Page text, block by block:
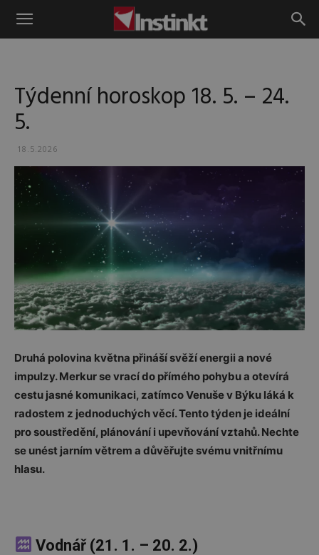
Instinkt
Týdenní horoskop 18. 5. – 24.
5.
18.5.2026
Druhá polovina května přináší svěží energii a nové
impulzy. Merkur se vrací do přímého pohybu a otevírá
cestu jasné komunikaci, zatímco Venuše v Býku láká k
radostem z jednoduchých věcí. Tento týden je ideální
pro soustředění, plánování i upevňování vztahů. Nechte
se unést jarním větrem a důvěřujte svému vnitřnímu
hlasu.
Vodnář (21. 1. – 20. 2.)